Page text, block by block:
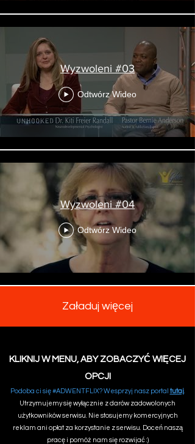
Wyzwoleni #03
Odtwórz Wideo
Wyzwoleni #04
Odtwórz Wideo
Załaduj więcej
KLIKNIJ W MENU, ABY ZOBACZYĆ WIĘCEJ
OPCJI
Podoba ci się #ADWENTFLIX? Wesprzyj nasz portal tutaj.
Utrzymujemy się wyłącznie z darów zadowolonych
użytkowników serwisu. Nie stosujemy komercyjnych
reklam ani opłat za korzystanie z serwisu. Doceń naszą
pracę i pomóż nam się rozwijać :)